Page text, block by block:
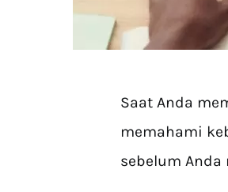
Saat Anda
memahami
sebelum